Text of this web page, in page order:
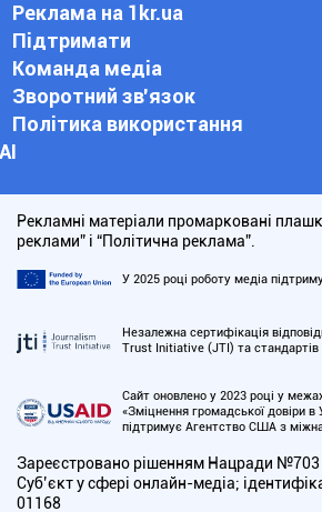
Реклама на 1kr.ua
Підтримати
Команда медіа
Зворотний зв'язок
Політика використання
АІ
Рекламні матеріали промарковані
реклами” і “Політична реклама”.
У 2025 році роботу медіа
Незалежна сертифікація
Trust Initiative (JTI) та стандартів
Сайт оновлено у 2023 році у
«Зміцнення громадської довіри в
підтримує Агентство США з
Зареєстровано рішенням Нацради №703
Cуб’єкт у сфері онлайн-медіа;
01168